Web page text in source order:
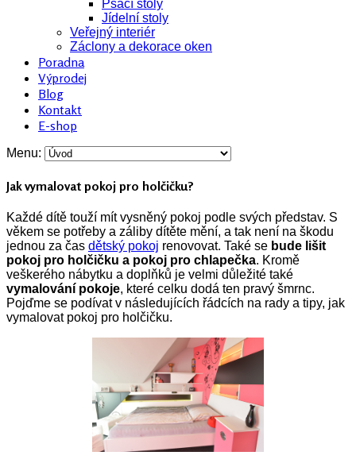
Psací stoly
Jídelní stoly
Veřejný interiér
Záclony a dekorace oken
Poradna
Výprodej
Blog
Kontakt
E-shop
Menu:
Jak vymalovat pokoj pro holčičku?
Každé dítě touží mít vysněný pokoj podle svých představ. S
věkem se potřeby a záliby dítěte mění, a tak není na škodu
jednou za čas dětský pokoj renovovat. Také se bude lišit
pokoj pro holčičku a pokoj pro chlapečka. Kromě
veškerého nábytku a doplňků je velmi důležité také
vymalování pokoje, které celku dodá ten pravý šmrnc.
Pojďme se podívat v následujících řádcích na rady a tipy, jak
vymalovat pokoj pro holčičku.